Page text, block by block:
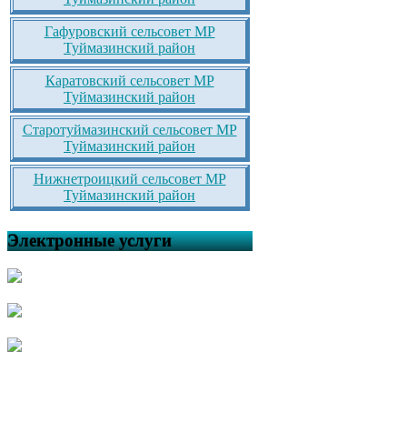
Гафуровский сельсовет МР
Туймазинский район
Каратовский сельсовет МР
Туймазинский район
Старотуймазинский сельсовет МР
Туймазинский район
Нижнетроицкий сельсовет МР
Туймазинский район
Электронные услуги